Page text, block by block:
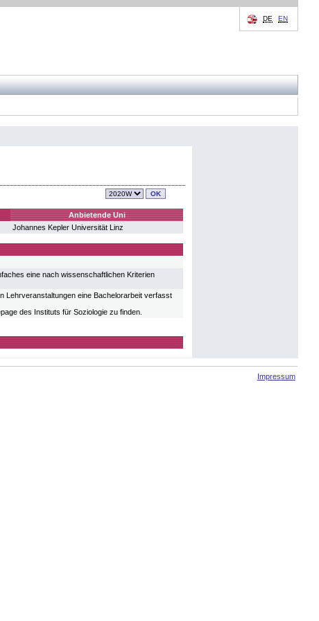
DE EN
Anbietende Uni
Johannes Kepler Universität Linz
eine nach wissenschaftlichen Kriterien
Lehrveranstaltungen eine Bachelorarbeit verfasst
des Instituts für Soziologie zu finden.
Impressum